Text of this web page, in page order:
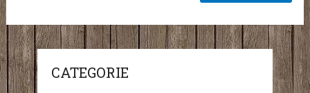
CATEGORIE